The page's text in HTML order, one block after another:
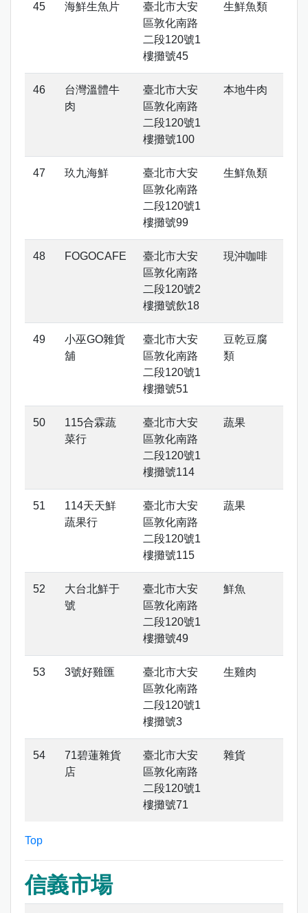
海鮮生魚片
臺北市大安
區敦化南路
二段120號1
樓攤號45
生鮮魚類
台灣溫體牛
肉
臺北市大安
區敦化南路
二段120號1
樓攤號100
本地牛肉
玖九海鮮
臺北市大安
區敦化南路
二段120號1
樓攤號99
生鮮魚類
FOGOCAFE
臺北市大安
區敦化南路
二段120號2
樓攤號飲18
現沖咖啡
小巫GO雜貨
舖
臺北市大安
區敦化南路
二段120號1
樓攤號51
豆乾豆腐
類
115合霖蔬
菜行
臺北市大安
區敦化南路
二段120號1
樓攤號114
蔬果
114天天鮮
蔬果行
臺北市大安
區敦化南路
二段120號1
樓攤號115
蔬果
大台北鮮于
號
臺北市大安
區敦化南路
二段120號1
樓攤號49
鮮魚
3號好雞匯
臺北市大安
區敦化南路
二段120號1
樓攤號3
生雞肉
71碧蓮雜貨
店
臺北市大安
區敦化南路
二段120號1
樓攤號71
雜貨
Top
信義市場